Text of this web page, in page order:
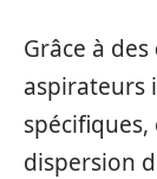
Grâce à des
aspirateurs
dispersion